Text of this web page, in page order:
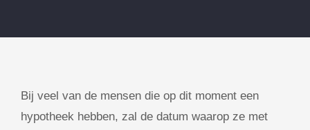
Bij veel van de mensen die op dit moment een
hypotheek hebben, zal de datum waarop ze met